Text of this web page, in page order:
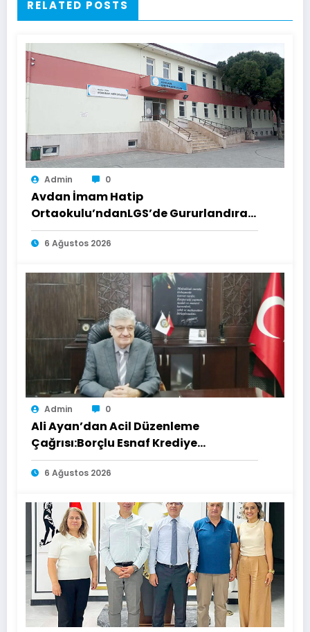
RELATED POSTS
Admin 0
Avdan İmam Hatip
Ortaokulu’ndanLGS’de Gururlandıran
Başarı
6 Ağustos 2026
Admin 0
Ali Ayan’dan Acil Düzenleme
Çağrısı:Borçlu Esnaf Krediye
Ulaşamıyor
6 Ağustos 2026